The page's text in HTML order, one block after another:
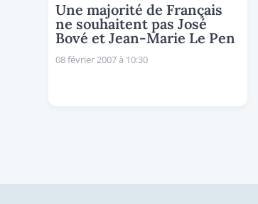
Une majorité de Français
ne souhaitent pas José
Bové et Jean-Marie Le Pen
08 février 2007 à 10:30